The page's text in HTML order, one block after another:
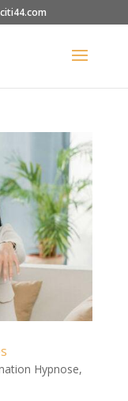
Hypnose,